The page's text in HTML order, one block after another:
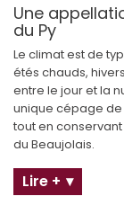
Une
du Py
Le climat est de
étés chauds,
entre le jour et la
unique cépage de
tout en
du Beaujolais.
Lire +